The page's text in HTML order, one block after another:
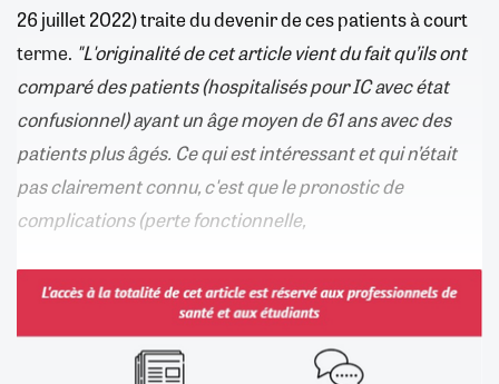
26 juillet 2022) traite du devenir de ces patients à court
terme. "L'originalité de cet article vient du fait qu’ils ont
comparé des patients (hospitalisés pour IC avec état
confusionnel) ayant un âge moyen de 61 ans avec des
patients plus âgés. Ce qui est intéressant et qui n’était
pas clairement connu, c'est que le pronostic de
complications (perte fonctionnelle,